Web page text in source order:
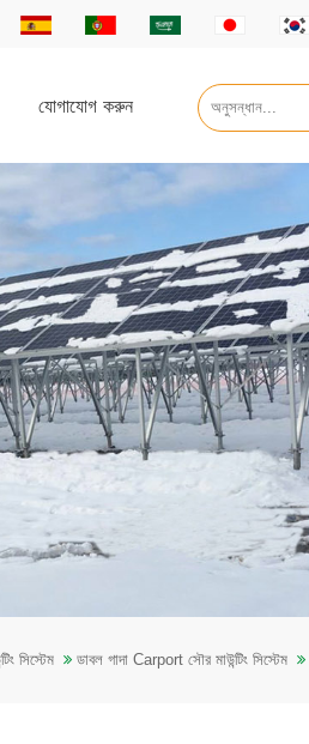
যোগাযোগ করুন
সিস্টেম ডাবল গাদা Carport সৌর মাউন্টিং সিস্টেম